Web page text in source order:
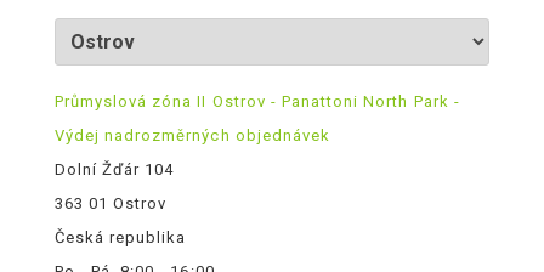
Průmyslová zóna II Ostrov - Panattoni North Park -
Výdej nadrozměrných objednávek
Dolní Žďár 104
363 01 Ostrov
Česká republika